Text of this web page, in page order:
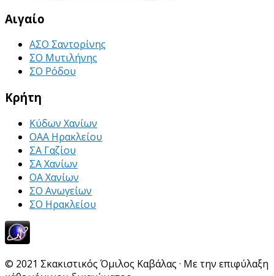
Αιγαίο
ΑΣΟ Σαντορίνης
ΣΟ Μυτιλήνης
ΣΟ Ρόδου
Κρήτη
Κύδων Χανίων
ΟΑΑ Ηρακλείου
ΣΑ Γαζίου
ΣΑ Χανίων
ΟΑ Χανίων
ΣΟ Ανωγείων
ΣΟ Ηρακλείου
© 2021 Σκακιστικός Όμιλος Καβάλας · Με την επιφύλαξη